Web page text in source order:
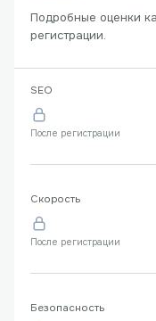
Подробные оценки
регистрации.
SEO
После регистрации
Скорость
После регистрации
Безопасность